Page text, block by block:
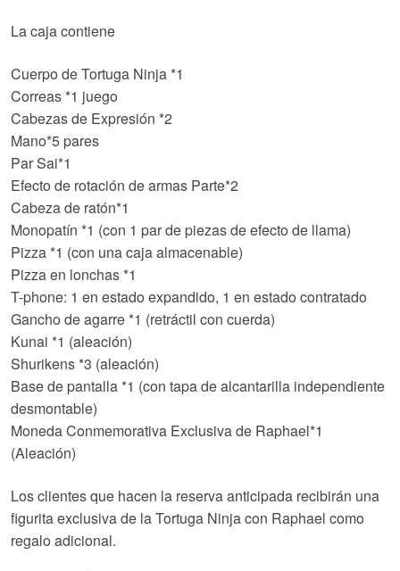
La caja contiene
Cuerpo de Tortuga Ninja *1
Correas *1 juego
Cabezas de Expresión *2
Mano*5 pares
Par Sai*1
Efecto de rotación de armas Parte*2
Cabeza de ratón*1
Monopatín *1 (con 1 par de piezas de efecto de llama)
Pizza *1 (con una caja almacenable)
Pizza en lonchas *1
T-phone: 1 en estado expandido, 1 en estado contratado
Gancho de agarre *1 (retráctil con cuerda)
Kunai *1 (aleación)
Shurikens *3 (aleación)
Base de pantalla *1 (con tapa de alcantarilla independiente
desmontable)
Moneda Conmemorativa Exclusiva de Raphael*1
(Aleación)
Los clientes que hacen la reserva anticipada recibirán una
figurita exclusiva de la Tortuga Ninja con Raphael como
regalo adicional.